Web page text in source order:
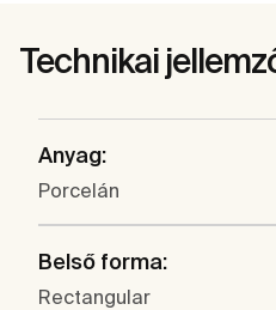
Technikai
Anyag:
Porcelán
Belső forma:
Rectangular